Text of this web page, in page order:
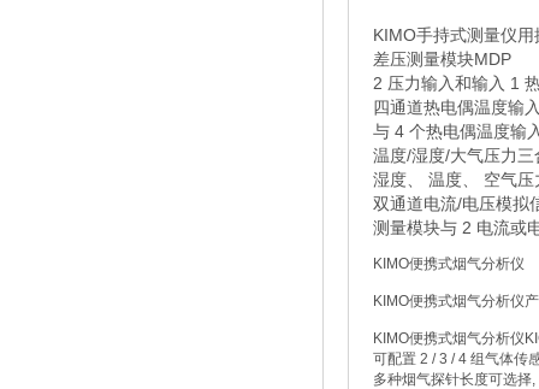
KIMO手持式测量仪
差压测量模块MDP
2 压力输入和输入 1
四通道热电偶温度输
与 4 个热电偶温度输
温度/湿度/大气压力
湿度、 温度、 空气
双通道电流/电压模拟
测量模块与 2 电流或
KIMO便携式烟气分析仪
KIMO便携式烟气分析仪
KIMO便携式烟气分析仪
可配置 2 / 3 / 4 组气体传
多种烟气探针长度可选择